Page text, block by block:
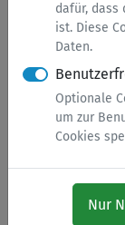
dafür, dass
ist. Diese
Daten.
Optionale
um zur
Cookies
Nur
Hier können
anmelden.